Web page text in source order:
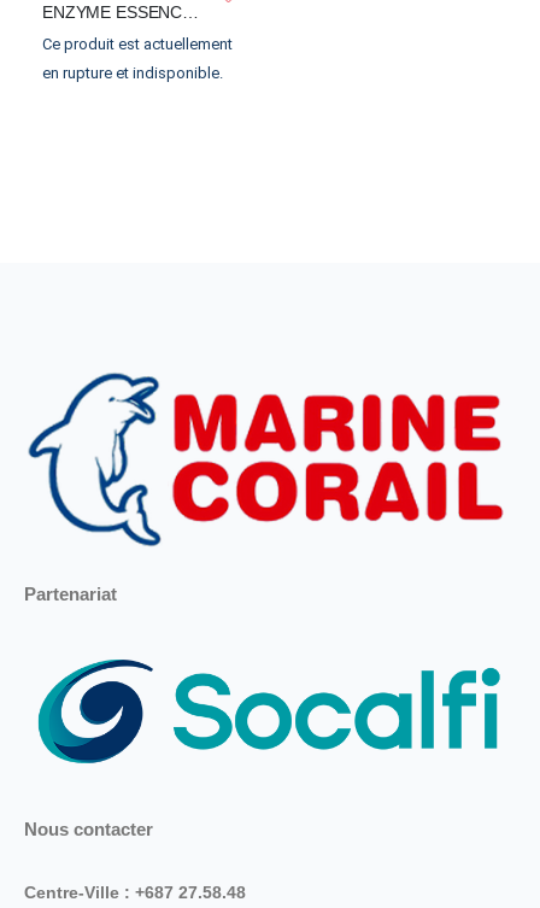
Ce produit est actuellement
en rupture et indisponible.
Partenariat
Nous contacter
Centre-Ville : +687 27.58.48